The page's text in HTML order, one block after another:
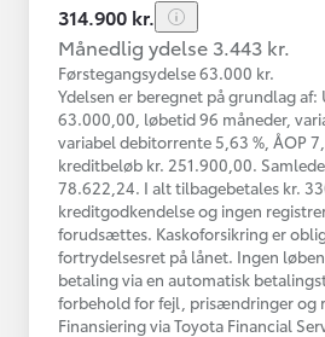
314.900 kr.
Månedlig ydelse 3.443 kr.
Førstegangsydelse 63.000 kr.
Ydelsen er beregnet på grundlag af:
63.000,00, løbetid 96 måneder,
variabel debitorrente 5,63 %, ÅOP
kreditbeløb kr. 251.900,00.
78.622,24. I alt tilbagebetales kr.
kreditgodkendelse og ingen
forudsættes. Kaskoforsikring er
fortrydelsesret på lånet. Ingen
betaling via en automatisk
forbehold for fejl, prisændringer og
Finansiering via Toyota Financial